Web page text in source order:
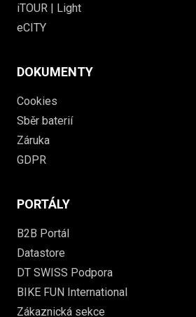
iTOUR | Light
eCITY
DOKUMENTY
Cookies
Sběr baterií
Záruka
GDPR
PORTÁLY
B2B Portál
Datastore
DT SWISS Podpora
BIKE FUN International
Zákaznická sekce